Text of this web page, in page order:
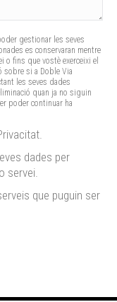
gestionar les seves
es conservaran mentre
o fins que vostè exerceixi el
sobre si a Doble Via
les seves dades
quan ja no siguin
poder continuar ha
dades per
servei.
que puguin ser